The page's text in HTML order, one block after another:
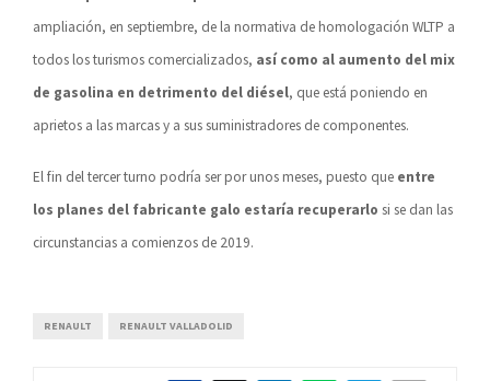
ampliación, en septiembre, de la normativa de homologación WLTP a
todos los turismos comercializados, así como al aumento del mix
de gasolina en detrimento del diésel, que está poniendo en
aprietos a las marcas y a sus suministradores de componentes.
El fin del tercer turno podría ser por unos meses, puesto que entre
los planes del fabricante galo estaría recuperarlo si se dan las
circunstancias a comienzos de 2019.
RENAULT RENAULT VALLADOLID